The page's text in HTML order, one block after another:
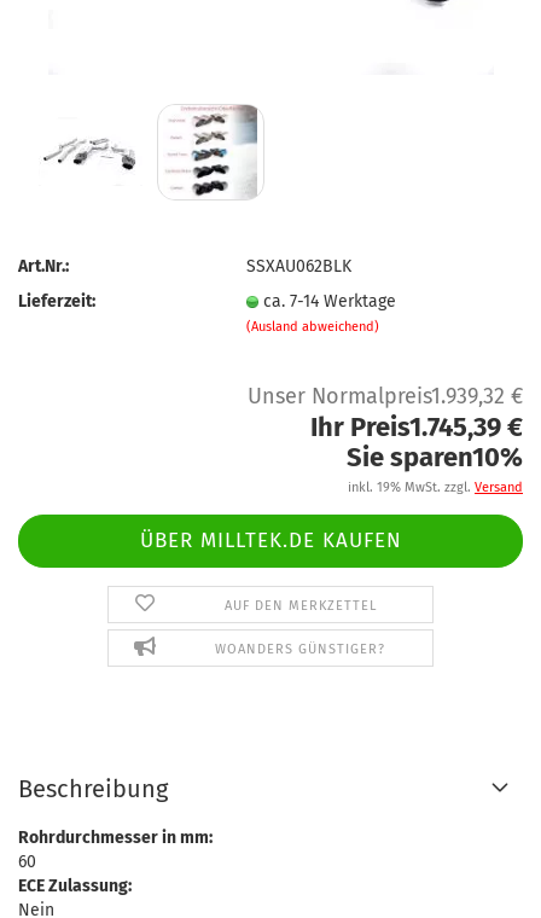
Art.Nr.:
SSXAU062BLK
Lieferzeit:
ca. 7-14 Werktage
(Ausland abweichend)
Unser Normalpreis1.939,32 €
Ihr Preis1.745,39 €
Sie sparen10%
inkl. 19% MwSt. zzgl. Versand
ÜBER MILLTEK.DE KAUFEN
AUF DEN MERKZETTEL
WOANDERS GÜNSTIGER?
Beschreibung
Rohrdurchmesser in mm:
60
ECE Zulassung:
Nein